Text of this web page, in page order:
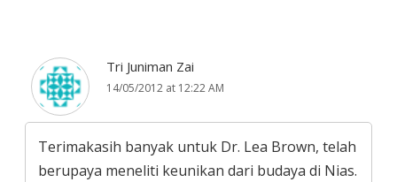
Tri Juniman Zai
14/05/2012 at 12:22 AM
Terimakasih banyak untuk Dr. Lea Brown, telah
berupaya meneliti keunikan dari budaya di Nias.